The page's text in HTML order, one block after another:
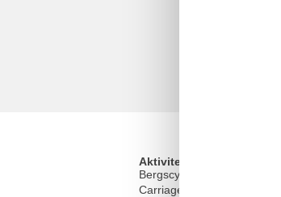
Aktiviteter
Bergscykling
Carriage rides